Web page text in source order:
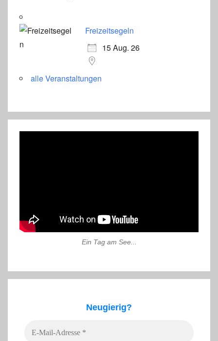
Freizeitsegeln
15 Aug. 26
alle Veranstaltungen
Ein Tag am See...
Neugierig?